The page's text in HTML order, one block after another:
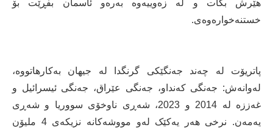
هێرش بکات و لە زەوییەوە بەرەو ئاسمان بفڕێت بۆ
خستنەخوارەوەی.
پاتریۆت لە چەند جەنگێکی گرنگدا لە جیهان بەکارهاتووە،
لەوانەش: جەنگی کەنداو، جەنگی عێراق، جەنگی ئیسرائیل و
غەززە لە 2014 و 2023، شەڕی ناوخۆی سووریا و شەڕی
یەمەن. نرخی هەر یەکێک لەو مووشەکانە نزیکەی 4 ملیۆن